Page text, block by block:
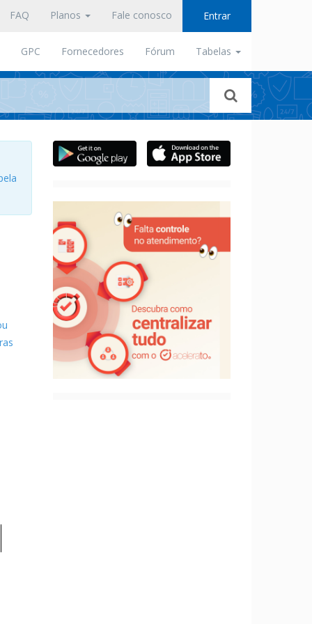
FAQ Planos Fale conosco Entrar
GPC Fornecedores Fórum Tabelas